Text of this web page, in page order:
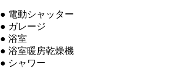
● 電動シャッター
● ガレージ
● 浴室
● 浴室暖房乾燥機
● シャワー